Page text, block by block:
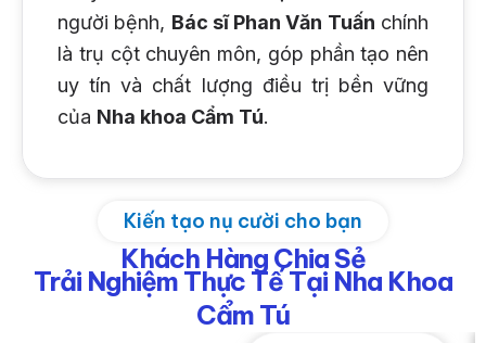
người bệnh, Bác sĩ Phan Văn Tuấn chính
là trụ cột chuyên môn, góp phần tạo nên
uy tín và chất lượng điều trị bền vững
của Nha khoa Cẩm Tú.
Kiến tạo nụ cười cho bạn
Khách Hàng Chia Sẻ
Trải Nghiệm Thực Tế Tại Nha Khoa
Cẩm Tú